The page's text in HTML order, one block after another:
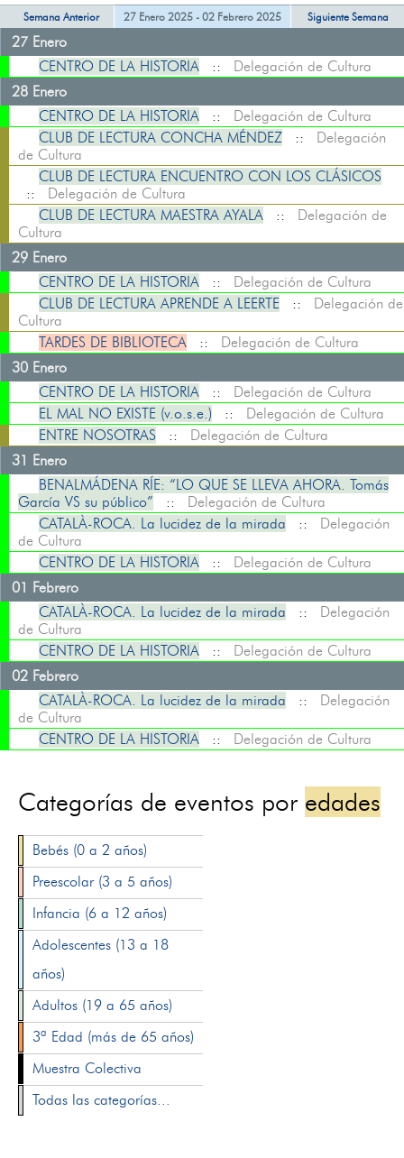
Semana Anterior 27 Enero 2025 - 02 Febrero 2025 Siguiente Semana
27 Enero
CENTRO DE LA HISTORIA :: Delegación de Cultura
28 Enero
CENTRO DE LA HISTORIA :: Delegación de Cultura
CLUB DE LECTURA CONCHA MÉNDEZ :: Delegación
de Cultura
CLUB DE LECTURA ENCUENTRO CON LOS CLÁSICOS
:: Delegación de Cultura
CLUB DE LECTURA MAESTRA AYALA :: Delegación de
Cultura
29 Enero
CENTRO DE LA HISTORIA :: Delegación de Cultura
CLUB DE LECTURA APRENDE A LEERTE :: Delegación de
Cultura
TARDES DE BIBLIOTECA :: Delegación de Cultura
30 Enero
CENTRO DE LA HISTORIA :: Delegación de Cultura
EL MAL NO EXISTE (v.o.s.e.) :: Delegación de Cultura
ENTRE NOSOTRAS :: Delegación de Cultura
31 Enero
BENALMÁDENA RÍE: “LO QUE SE LLEVA AHORA. Tomás
García VS su público” :: Delegación de Cultura
CATALÀ-ROCA. La lucidez de la mirada :: Delegación
de Cultura
CENTRO DE LA HISTORIA :: Delegación de Cultura
01 Febrero
CATALÀ-ROCA. La lucidez de la mirada :: Delegación
de Cultura
CENTRO DE LA HISTORIA :: Delegación de Cultura
02 Febrero
CATALÀ-ROCA. La lucidez de la mirada :: Delegación
de Cultura
CENTRO DE LA HISTORIA :: Delegación de Cultura
Categorías de eventos por edades
Bebés (0 a 2 años)
Preescolar (3 a 5 años)
Infancia (6 a 12 años)
Adolescentes (13 a 18
años)
Adultos (19 a 65 años)
3ª Edad (más de 65 años)
Muestra Colectiva
Todas las categorías...